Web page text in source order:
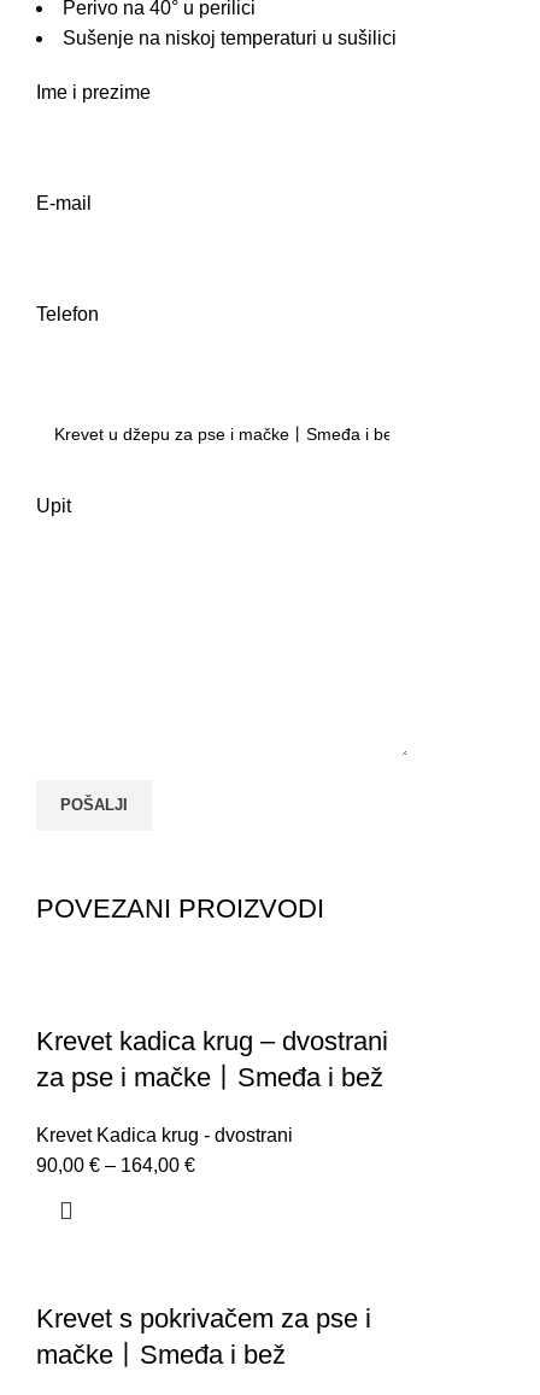
Perivo na 40° u perilici
Sušenje na niskoj temperaturi u sušilici
Ime i prezime
E-mail
Telefon
Upit
POVEZANI PROIZVODI
Krevet kadica krug – dvostrani
za pse i mačke丨Smeđa i bež
Krevet Kadica krug - dvostrani
90,00 € – 164,00 €
Krevet s pokrivačem za pse i
mačke丨Smeđa i bež